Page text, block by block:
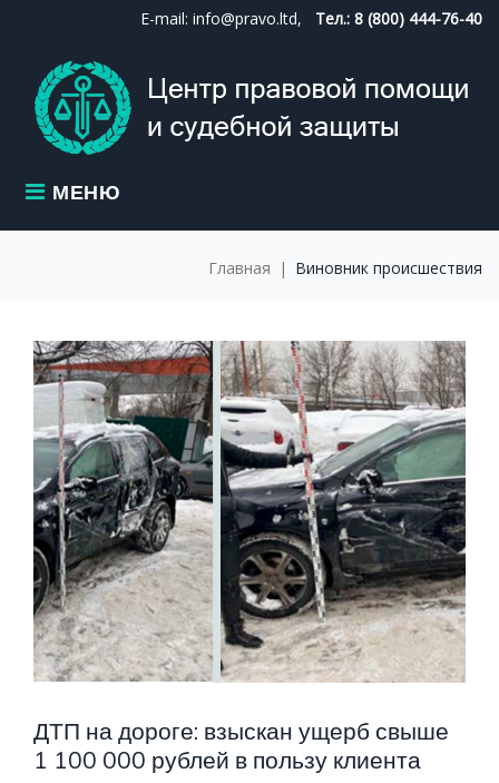
content
E-mail: info@pravo.ltd, Тел.: 8 (800) 444-76-40
МЕНЮ
Главная | Виновник происшествия
МЕТКА:
ВИНОВНИК
ДТП на дороге: взыскан ущерб свыше
1 100 000 рублей в пользу клиента